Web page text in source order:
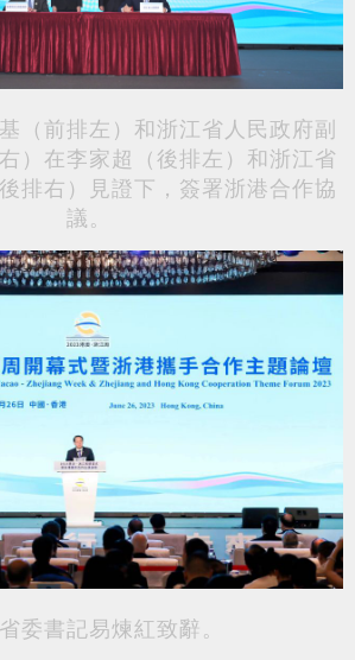
（前排左）和浙江省人民政府副
）在李家超（後排左）和浙江省
排右）見證下，簽署浙港合作協
議。
委書記易煉紅致辭。